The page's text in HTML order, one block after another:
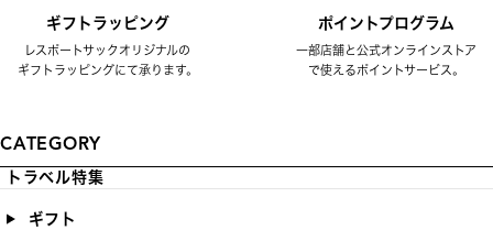
ギフトラッピング
レスポートサックオリジナルの
ギフトラッピングにて承ります。
ポイントプログラム
一部店舗と公式オンラインストア
で使えるポイントサービス。
CATEGORY
トラベル特集
ギフト